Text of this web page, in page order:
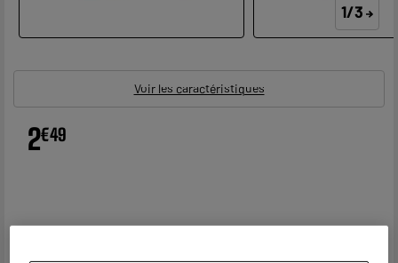
1/3
Voir les caractéristiques
2€49